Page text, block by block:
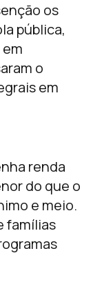
os
pública,
o
em
renda
do que o
e meio.
famílias